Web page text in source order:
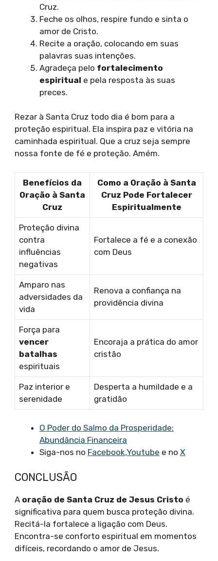
Cruz.
Feche os olhos, respire fundo e sinta o
amor de Cristo.
Recite a oração, colocando em suas
palavras suas intenções.
Agradeça pelo fortalecimento
espiritual e pela resposta às suas
preces.
Rezar à Santa Cruz todo dia é bom para a
proteção espiritual. Ela inspira paz e vitória na
caminhada espiritual. Que a cruz seja sempre
nossa fonte de fé e proteção. Amém.
Benefícios da
Oração à Santa
Cruz
Como a Oração à Santa
Cruz Pode Fortalecer
Espiritualmente
Proteção divina
contra
influências
negativas
Fortalece a fé e a conexão
com Deus
Amparo nas
adversidades da
vida
Renova a confiança na
providência divina
Força para
vencer
batalhas
espirituais
Encoraja a prática do amor
cristão
Paz interior e
serenidade
Desperta a humildade e a
gratidão
O Poder do Salmo da Prosperidade:
Abundância Financeira
Siga-nos no Facebook,Youtube e no X
CONCLUSÃO
A oração de Santa Cruz de Jesus Cristo é
significativa para quem busca proteção divina.
Recitá-la fortalece a ligação com Deus.
Encontra-se conforto espiritual em momentos
difíceis, recordando o amor de Jesus.